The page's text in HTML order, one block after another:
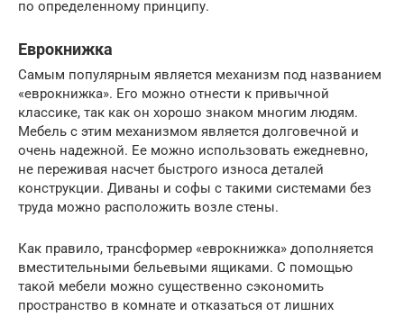
по определенному принципу.
Еврокнижка
Самым популярным является механизм под названием
«еврокнижка». Его можно отнести к привычной
классике, так как он хорошо знаком многим людям.
Мебель с этим механизмом является долговечной и
очень надежной. Ее можно использовать ежедневно,
не переживая насчет быстрого износа деталей
конструкции. Диваны и софы с такими системами без
труда можно расположить возле стены.
Как правило, трансформер «еврокнижка» дополняется
вместительными бельевыми ящиками. С помощью
такой мебели можно существенно сэкономить
пространство в комнате и отказаться от лишних